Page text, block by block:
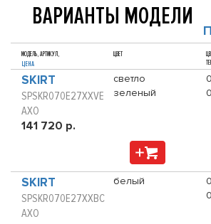
ВАРИАНТЫ МОДЕЛИ
МОДЕЛЬ, АРТИКУЛ,
ЦЕНА
ЦВЕТ
SKIRT
SPSKR070E27XXVE
AXO
141 720 р.
светло
зеленый
0
SKIRT
SPSKR070E27XXBC
AXO
белый
0